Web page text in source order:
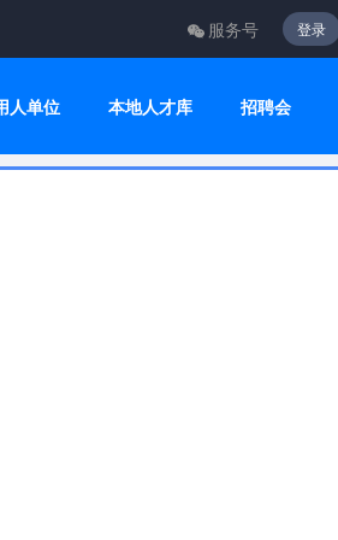
服务号 登录
人单位 本地人才库 招聘会